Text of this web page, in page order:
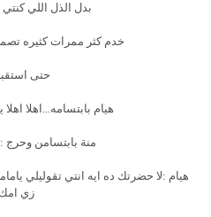
بدل الذل اللي
خدم كثر ممرات كثيره
حتى
هيام بابتسامه...اهلا
منة بابتسامن وحرج
هيام :لا حضرتك ده ايه انتي تقوليلي
زي